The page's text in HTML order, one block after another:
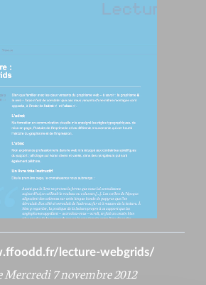
lecture-webgrids/
Mercredi 7 novembre 2012